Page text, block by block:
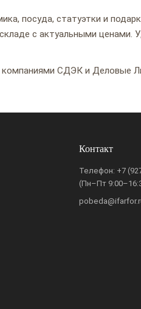
посуда, статуэтки и
с актуальными
СДЭК и Деловые
Контакт
Телефон: +7
(Пн–Пт